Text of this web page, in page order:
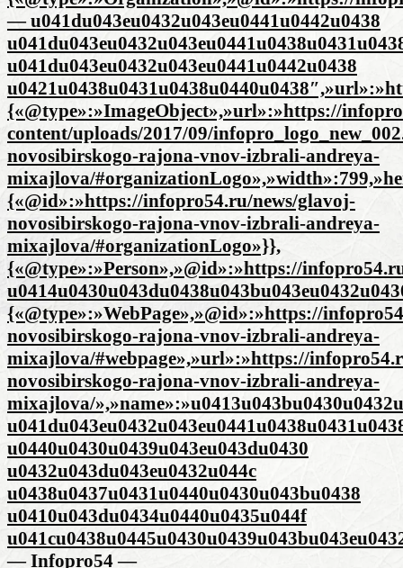
— u041du043eu0432u043eu0441u0442u0438
u041du043eu0432u043eu0441u0442u0438
{«@type»:»ImageObject»,»url»:»https://
content/uploads/2017/09/
novosibirskogo-rajona-vnov-izbrali-andreya-
mixajlova/
{«@id»:»https://infopro54.ru/news/glavoj-
novosibirskogo-rajona-vnov-izbrali-andreya-
mixajlova/#organizationLogo»}},
{«@type»:»Person»,»@id»:»https://
{«@type»:»WebPage»,»@id»:»https://
novosibirskogo-rajona-vnov-izbrali-andreya-
mixajlova/#webpage»,»url»:»https://
novosibirskogo-rajona-vnov-izbrali-andreya-
mixajlova/
u0440u0430u0439u043eu043du0430
u0432u043du043eu0432u044c
u0438u0437u0431u0440u0430u043bu0438
u0410u043du0434u0440u0435u044f
— Infopro54 —